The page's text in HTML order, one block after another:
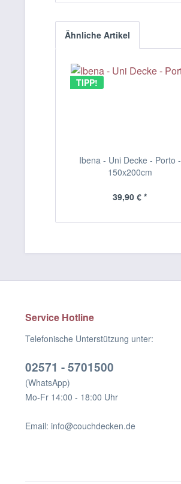
Ähnliche Artikel
TIPP!
Ibena - Uni Decke - Porto -
150x200cm
39,90 € *
Service Hotline
Telefonische Unterstützung unter:
02571 - 5701500
(WhatsApp)
Mo-Fr 14:00 - 18:00 Uhr
Email: info@couchdecken.de